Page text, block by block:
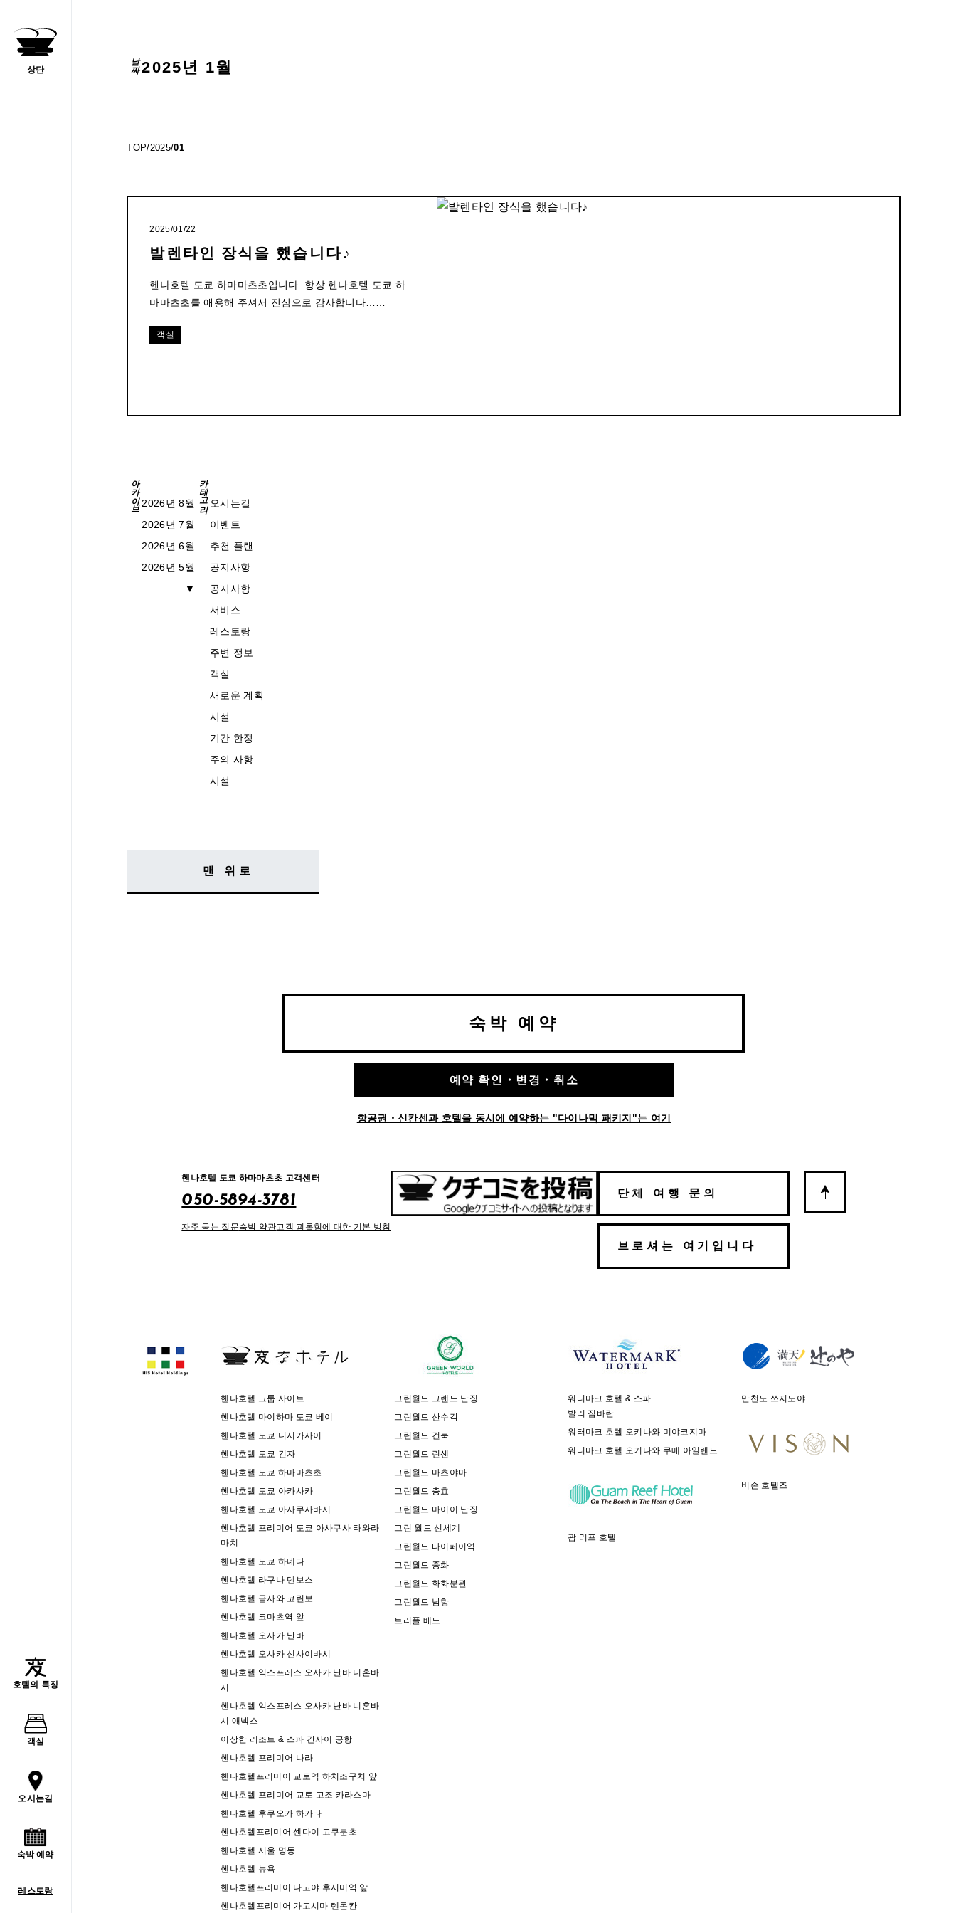
상단
호텔의 특징
객실
오시는길
숙박 예약
레스토랑
날짜2025년 1월
TOP/2025/01
2025/01/22
발렌타인 장식을 했습니다♪
헨나호텔 도쿄 하마마츠초입니다. 항상 헨나호텔 도쿄 하
마마츠초를 애용해 주셔서 진심으로 감사합니다……
객실
아카이브 2026년 8월
2026년 7월
2026년 6월
2026년 5월
▼
카테고리 오시는길
이벤트
추천 플랜
공지사항
공지사항
서비스
레스토랑
주변 정보
객실
새로운 계획
시설
기간 한정
주의 사항
시설
맨 위로
숙박 예약
예약 확인・변경・취소
항공권・신칸센과 호텔을 동시에 예약하는 "다이나믹 패키지"는 여기
헨나호텔 도쿄 하마마츠초 고객센터
050-5894-3781
자주 묻는 질문숙박 약관고객 괴롭힘에 대한 기본 방침
단체 여행 문의
브로셔는 여기입니다
헨나호텔 그룹 사이트
헨나호텔 마이하마 도쿄 베이
헨나호텔 도쿄 니시카사이
헨나호텔 도쿄 긴자
헨나호텔 도쿄 하마마츠초
헨나호텔 도쿄 아카사카
헨나호텔 도쿄 아사쿠사바시
헨나호텔 프리미어 도쿄 아사쿠사 타와라
마치
헨나호텔 도쿄 하네다
헨나호텔 라구나 텐보스
헨나호텔 금사와 코린보
헨나호텔 코마츠역 앞
헨나호텔 오사카 난바
헨나호텔 오사카 신사이바시
헨나호텔 익스프레스 오사카 난바 니혼바
시
헨나호텔 익스프레스 오사카 난바 니혼바
시 애넥스
이상한 리조트 & 스파 간사이 공항
헨나호텔 프리미어 나라
헨나호텔프리미어 교토역 하치조구치 앞
헨나호텔 프리미어 교토 고조 카라스마
헨나호텔 후쿠오카 하카타
헨나호텔프리미어 센다이 고쿠분초
헨나호텔 서울 명동
헨나호텔 뉴욕
헨나호텔프리미어 나고야 후시미역 앞
헨나호텔프리미어 가고시마 텐몬칸
그린월드 그랜드 난징
그린월드 산수각
그린월드 건북
그린월드 린센
그린월드 마츠야마
그린월드 충효
그린월드 마이이 난징
그린 월드 신세계
그린월드 타이페이역
그린월드 중화
그린월드 화화분관
그린월드 남항
트리플 베드
워터마크 호텔 & 스파
발리 짐바란
워터마크 호텔 오키나와 미야코지마
워터마크 호텔 오키나와 쿠메 아일랜드
괌 리프 호텔
만천노 쓰지노야
비손 호텔즈